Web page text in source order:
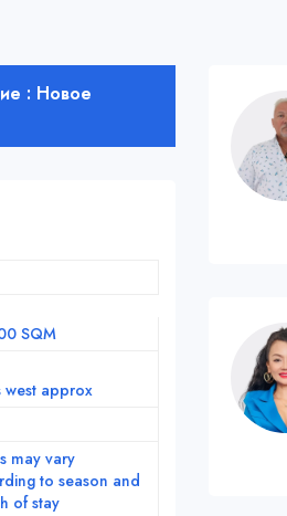
: Новое
SQM
west approx
may vary
to season and
of stay